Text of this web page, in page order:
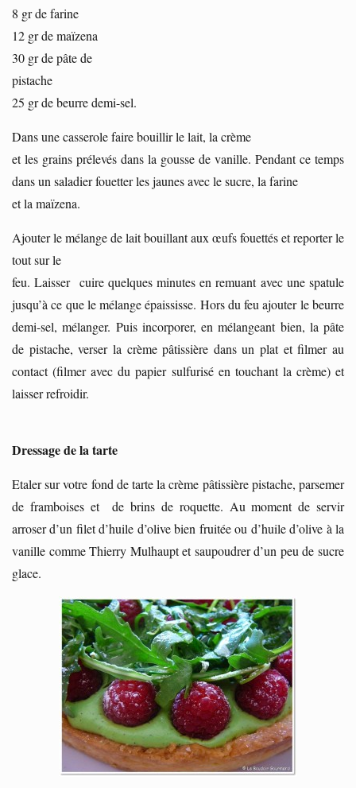
8 gr de farine
12 gr de maïzena
30 gr de pâte de
pistache
25 gr de beurre demi-sel.
Dans une casserole faire bouillir le lait, la crème
et les grains prélevés dans la gousse de vanille. Pendant ce temps
dans un saladier fouetter les jaunes avec le sucre, la farine
et la maïzena.
Ajouter le mélange de lait bouillant aux œufs fouettés et reporter le
tout sur le
feu. Laisser cuire quelques minutes en remuant avec une spatule
jusqu’à ce que le mélange épaississe. Hors du feu ajouter le beurre
demi-sel, mélanger. Puis incorporer, en mélangeant bien, la pâte
de pistache, verser la crème pâtissière dans un plat et filmer au
contact (filmer avec du papier sulfurisé en touchant la crème) et
laisser refroidir.
Dressage de la tarte
Etaler sur votre fond de tarte la crème pâtissière pistache, parsemer
de framboises et de brins de roquette. Au moment de servir
arroser d’un filet d’huile d’olive bien fruitée ou d’huile d’olive à la
vanille comme Thierry Mulhaupt et saupoudrer d’un peu de sucre
glace.